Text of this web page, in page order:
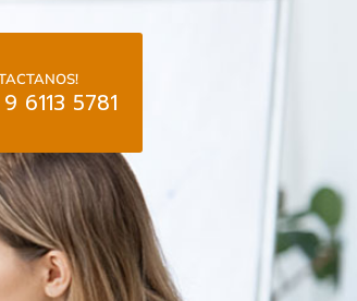
6113 5781